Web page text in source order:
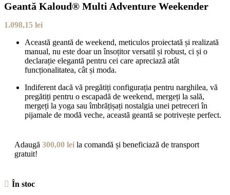
Geantă Kaloud® Multi Adventure Weekender
1.098,15 lei
Această geantă de weekend, meticulos proiectată și realizată
manual, nu este doar un însoțitor versatil și robust, ci și o
declarație elegantă pentru cei care apreciază atât
funcționalitatea, cât și moda.
Indiferent dacă vă pregătiți configurația pentru narghilea, vă
pregătiți pentru o escapadă de weekend, mergeți la sală,
mergeți la yoga sau îmbrățișați nostalgia unei petreceri în
pijamale de modă veche, această geantă se potrivește perfect.
Adaugă 300,00 lei la comandă și beneficiază de transport
gratuit!
În stoc